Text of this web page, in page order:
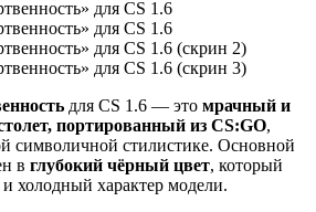
для CS 1.6 — это мрачный и
портированный из CS:GO,
символичной стилистике. Основной
в глубокий чёрный цвет, который
холодный характер модели.